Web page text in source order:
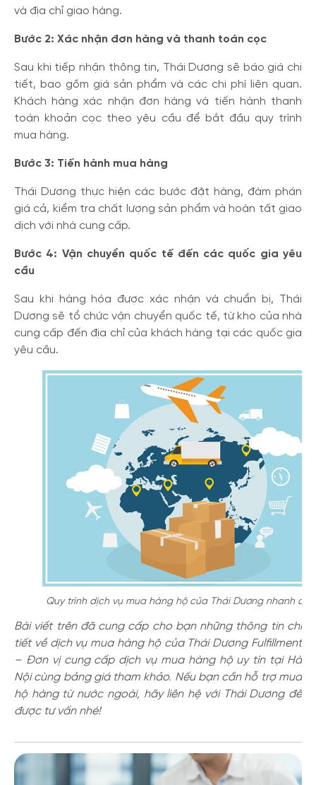
và địa chỉ giao hàng.
Bước 2: Xác nhận đơn hàng và thanh toán cọc
Sau khi tiếp nhận thông tin, Thái Dương sẽ báo giá chi
tiết, bao gồm giá sản phẩm và các chi phí liên quan.
Khách hàng xác nhận đơn hàng và tiến hành thanh
toán khoản cọc theo yêu cầu để bắt đầu quy trình
mua hàng.
Bước 3: Tiến hành mua hàng
Thái Dương thực hiện các bước đặt hàng, đàm phán
giá cả, kiểm tra chất lượng sản phẩm và hoàn tất giao
dịch với nhà cung cấp.
Bước 4: Vận chuyển quốc tế đến các quốc gia yêu
cầu
Sau khi hàng hóa được xác nhận và chuẩn bị, Thái
Dương sẽ tổ chức vận chuyển quốc tế, từ kho của nhà
cung cấp đến địa chỉ của khách hàng tại các quốc gia
yêu cầu.
Quy trình dịch vụ mua hàng hộ của Thái Dương nhanh
Bài viết trên đã cung cấp cho bạn những thông tin chi
tiết về dịch vụ mua hàng hộ của Thái Dương Fulfillment
– Đơn vị cung cấp dịch vụ mua hàng hộ uy tín tại Hà
Nội cùng bảng giá tham khảo. Nếu bạn cần hỗ trợ mua
hộ hàng từ nước ngoài, hãy liên hệ với Thái Dương để
được tư vấn nhé!